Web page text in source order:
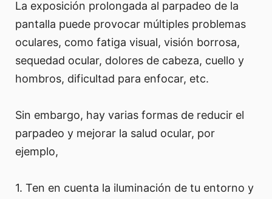
La exposición prolongada al parpadeo de la
pantalla puede provocar múltiples problemas
oculares, como fatiga visual, visión borrosa,
sequedad ocular, dolores de cabeza, cuello y
hombros, dificultad para enfocar, etc.
Sin embargo, hay varias formas de reducir el
parpadeo y mejorar la salud ocular, por
ejemplo,
1. Ten en cuenta la iluminación de tu entorno y